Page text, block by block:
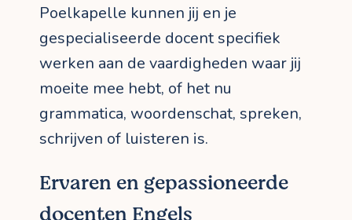
Poelkapelle kunnen jij en je
gespecialiseerde docent specifiek
werken aan de vaardigheden waar jij
moeite mee hebt, of het nu
grammatica, woordenschat, spreken,
schrijven of luisteren is.
Ervaren en gepassioneerde